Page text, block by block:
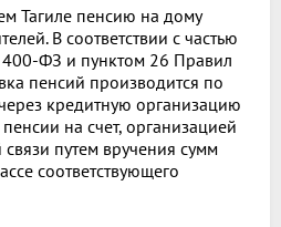
Тагиле пенсию на дому
В соответствии с частью
ФЗ и пунктом 26 Правил
пенсий производится по
кредитную организацию
на счет, организацией
путем вручения сумм
соответствующего